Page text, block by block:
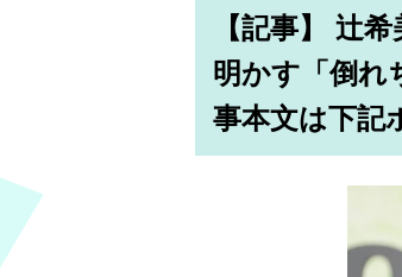
【記事】 辻
明かす「倒れ
事本文は下記